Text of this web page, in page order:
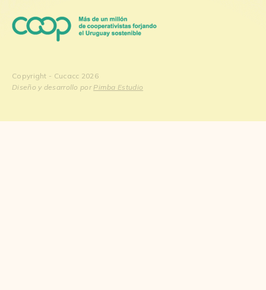
Copyright - Cucacc 2026
Diseño y desarrollo por Pimba Estudio